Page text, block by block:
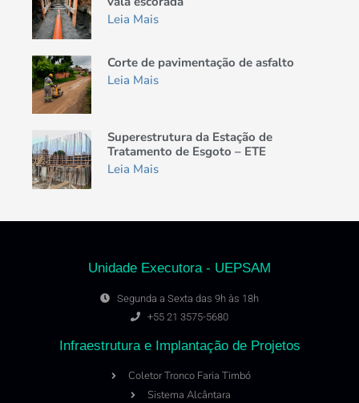
Leia Mais
Corte de pavimentação de asfalto
Leia Mais
Superestrutura da Estação de
Tratamento de Esgoto – ETE
Leia Mais
Unidade Executora - UEPSAM
Segunda a Sexta das 9h às 18h
+55 21 3575-5680
Infraestrutura e Implantação de Projetos
Coletor Tronco Faria Timbó
Sistema Alcântara